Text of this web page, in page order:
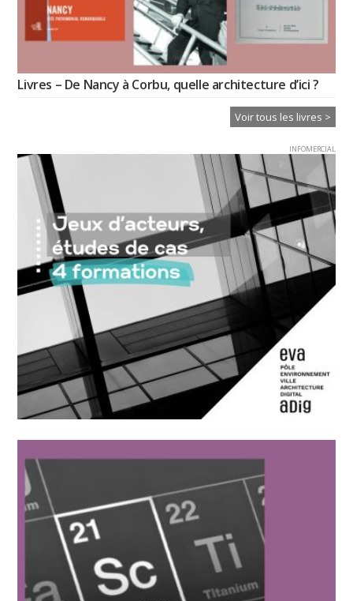
Livres – De Nancy à Corbu, quelle architecture d’ici ?
Voir tous les livres >
INFOMERCIAL